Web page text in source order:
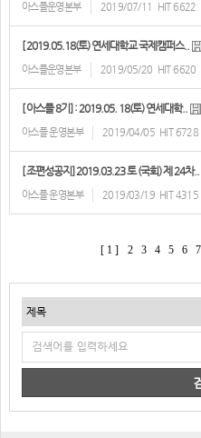
아스플운영본부 2019/07/11 HIT 6622
[ 2019.05.18(토) 연세대학교 국제캠퍼스..
아스플운영본부 2019/05/20 HIT 6620
[ 아스플 8기] : 2019.05. 18(토) 연세대학..
아스플 운영본부 2019/04/05 HIT 6728
[ 조편성공지] 2019.03.23 토 (국회) 제 24차..
아스플 운영본부 2019/03/19 HIT 4315
[ 1 ] 2 3 4 5 6 7